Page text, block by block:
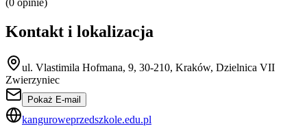
Kontakt i lokalizacja
ul. Vlastimila Hofmana, 9, 30-210, Kraków, Dzielnica VII
Zwierzyniec
Pokaż E-mail
kanguroweprzedszkole.edu.pl